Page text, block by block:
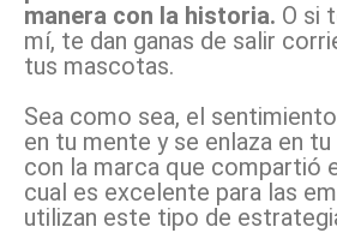
manera con la historia. O si
mí, te dan ganas de salir
tus mascotas.
Sea como sea, el
en tu mente y se enlaza en
con la marca que compartió
cual es excelente para las
utilizan este tipo de